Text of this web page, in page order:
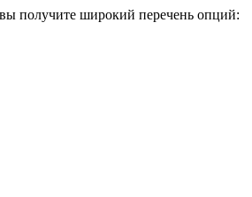
получите широкий перечень опций: